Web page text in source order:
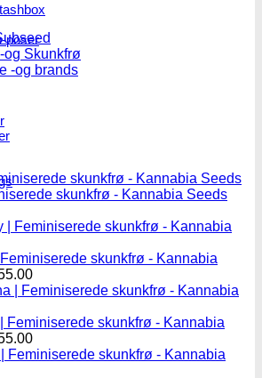
poser
Skunkfrø
-og brands
skunkfrø - Kannabia Seeds
skunkfrø - Kannabia
Feminiserede skunkfrø - Kannabia